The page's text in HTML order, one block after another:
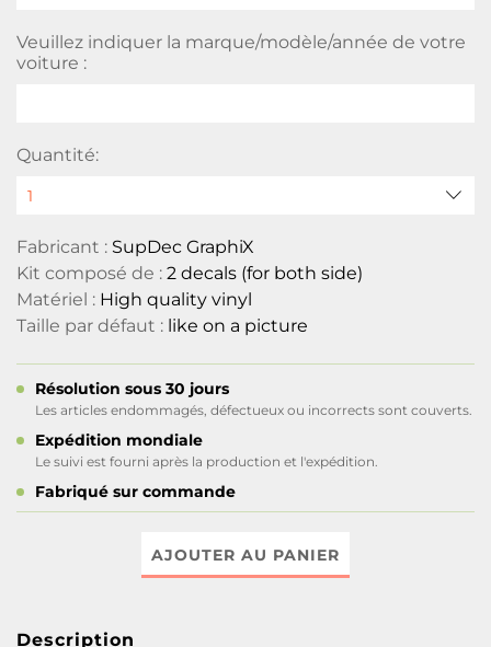
Veuillez indiquer la marque/modèle/année de votre
voiture :
Quantité:
Fabricant : SupDec GraphiX
Kit composé de : 2 decals (for both side)
Matériel : High quality vinyl
Taille par défaut : like on a picture
Résolution sous 30 jours
Les articles endommagés, défectueux ou incorrects sont couverts.
Expédition mondiale
Le suivi est fourni après la production et l'expédition.
Fabriqué sur commande
AJOUTER AU PANIER
Description